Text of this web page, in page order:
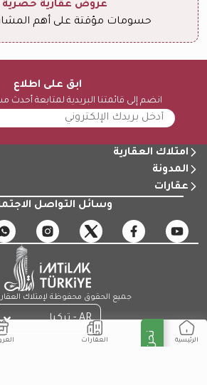
الرئيسية العقارات
عروض عقارية حصرية
حسومات مؤقتة على أهم
ابق على اطلاع
انضم إلى قائمتنا البريدية لمتابعة أحدث
امتلاك العقارية
المدونة
عقارات
وسائل التواصل
جميع الحقوق محفوظة لإمتلاك العقارية ©
AR - تركيا
نحن متصلون!